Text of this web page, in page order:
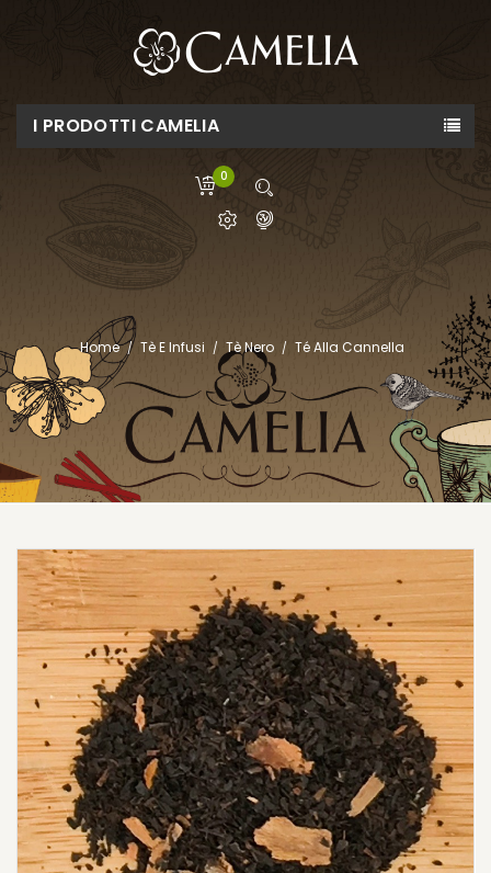
I PRODOTTI CAMELIA
0
Home Tè E Infusi Tè Nero Té Alla Cannella
Prezzo scontato